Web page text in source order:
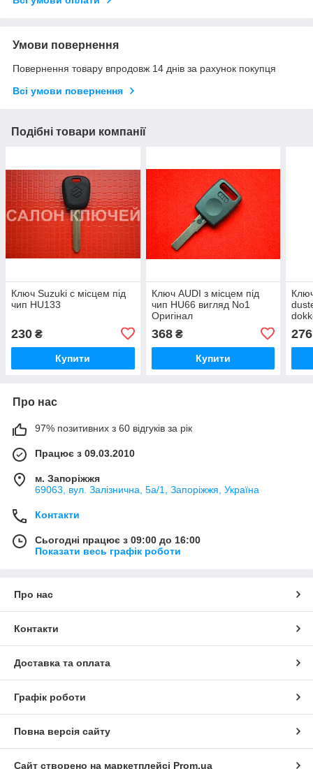
Умови повернення
Повернення товару впродовж 14 днів за рахунок покупця
Всі умови повернення
Подібні товари компанії
Ключ Suzuki с місцем під
чип HU133
230 ₴
Купити
Ключ AUDI з місцем під
чип HU66 вигляд No1
Оригінал
368₴
Купити
276
Про нас
97% позитивних з 60 відгуків за рік
Працює з 09.03.2010
м. Запоріжжя
69063, вул. Залізнична, 5а/1, Запоріжжя, Україна
Контакти
Сьогодні працює з 09:00 до 16:00
Показати весь графік роботи
Про нас
Контакти
Доставка та оплата
Графік роботи
Повна версія сайту
Сайт створено на маркетплейсі Prom.ua